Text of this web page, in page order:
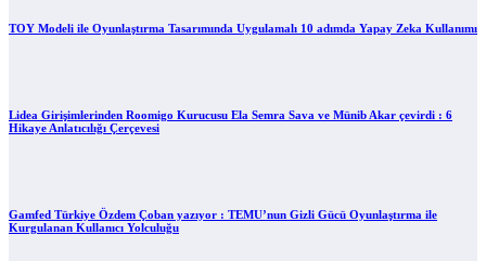
TOY Modeli ile Oyunlaştırma Tasarımında Uygulamalı 10 adımda Yapay Zeka Kullanımı
Lidea Girişimlerinden Roomigo Kurucusu Ela Semra Sava ve Münib Akar çevirdi : 6
Hikaye Anlatıcılığı Çerçevesi
Gamfed Türkiye Özdem Çoban yazıyor : TEMU’nun Gizli Gücü Oyunlaştırma ile
Kurgulanan Kullanıcı Yolculuğu